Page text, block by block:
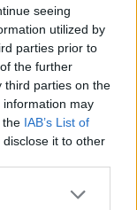
seeing
utilized by
parties prior to
the further
third parties on the
information may
the IAB’s List of
it to other
or more Google
που
που